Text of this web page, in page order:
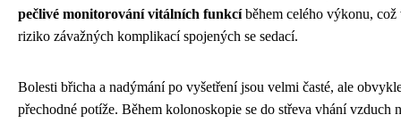
pečlivé monitorování vitálních funkcíběhem celého výkonu, což
riziko závažných komplikací spojených se sedací.
Bolesti břicha a nadýmání po vyšetření jsou velmi časté, ale
přechodné potíže. Během kolonoskopie se do střeva vhání vzduch